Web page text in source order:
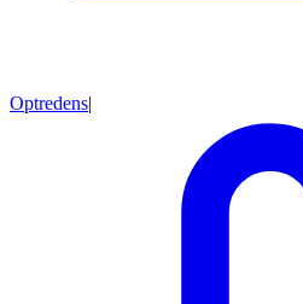
Optredens|